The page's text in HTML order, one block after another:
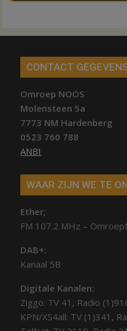
CONTACT
Omroep NOOS
Molensteen 5a
7773 NM Hardenberg
0523 760 788
ANBI
WAAR ZIJN WE TE
Ether;
FM 107.2 MHz –
DAB+:
Kanaal 5B
Digitale Kanalen:
Ziggo: TV 41, Radio
KPN/XS4all: TV (1)341,